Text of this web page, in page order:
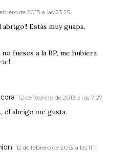
de 2013 a las 23:25
Estás muy guapa.
no fueses a la BP, me hubiera
12 de febrero de 2013 a las 7:27
el abrigo me gusta.
12 de febrero de 2013 a las 11:11